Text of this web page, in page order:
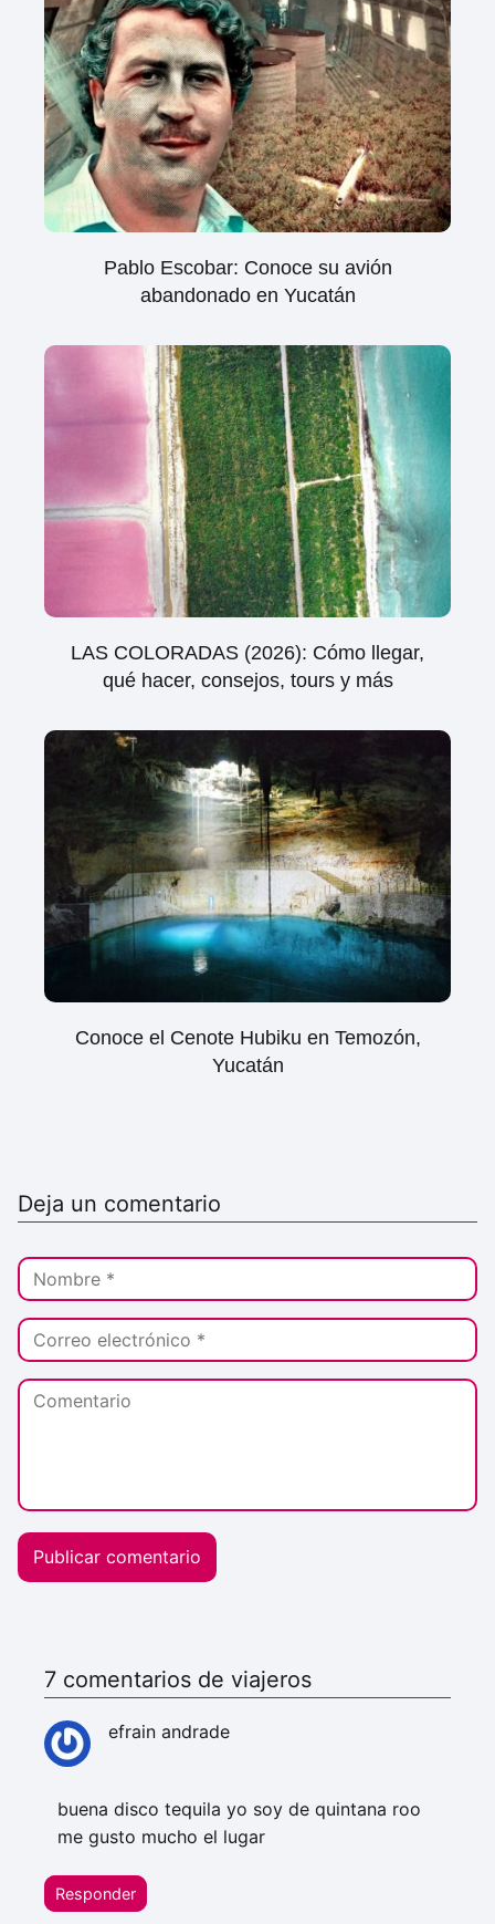
Pablo Escobar: Conoce su avión
abandonado en Yucatán
LAS COLORADAS (2026): Cómo llegar,
qué hacer, consejos, tours y más
Conoce el Cenote Hubiku en Temozón,
Yucatán
7 comentarios de viajeros
efrain andrade
buena disco tequila yo soy de quintana roo
me gusto mucho el lugar
Responder
Deja un comentario